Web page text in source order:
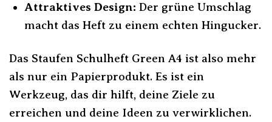
Attraktives Design: Der grüne Umschlag
macht das Heft zu einem echten Hingucker.
Das Staufen Schulheft Green A4 ist also mehr
als nur ein Papierprodukt. Es ist ein
Werkzeug, das dir hilft, deine Ziele zu
erreichen und deine Ideen zu verwirklichen.